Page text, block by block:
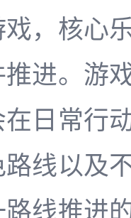
，核心
进。游
日常行
线以及
线推进